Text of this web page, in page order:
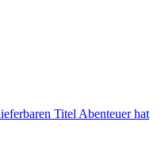
Titel Abenteuer hat